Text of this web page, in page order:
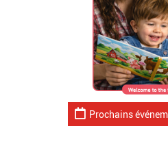
Prochains